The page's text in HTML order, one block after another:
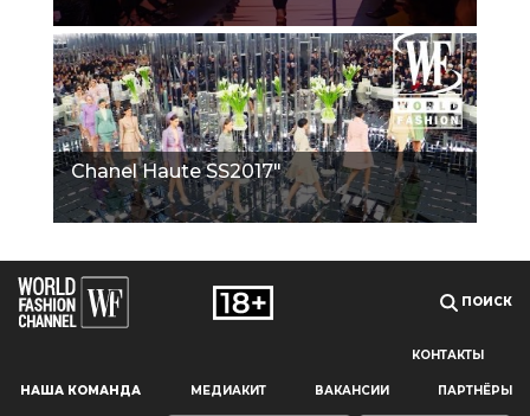
Наш сайт использует файлы cookie и похожие технологии,
Chanel Haute SS2017"
ПОИСК
КОНТАКТЫ
НАША КОМАНДА МЕДИАКИТ ВАКАНСИИ ПАРТНЁРЫ